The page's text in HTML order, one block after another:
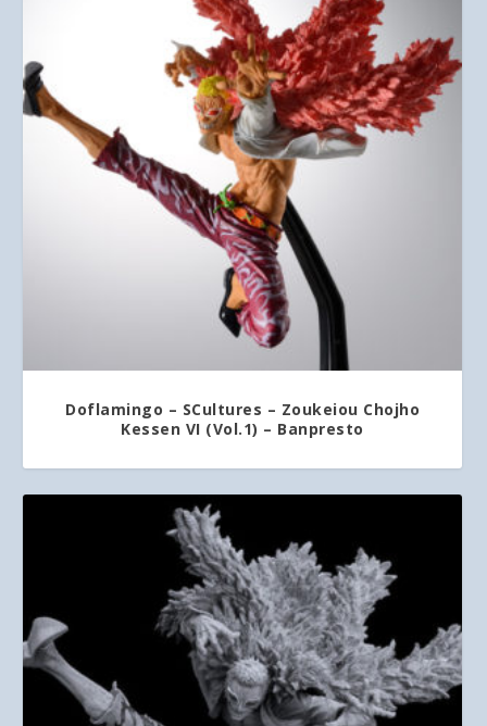
Doflamingo – SCultures – Zoukeiou Chojho
Kessen VI (Vol.1) – Banpresto